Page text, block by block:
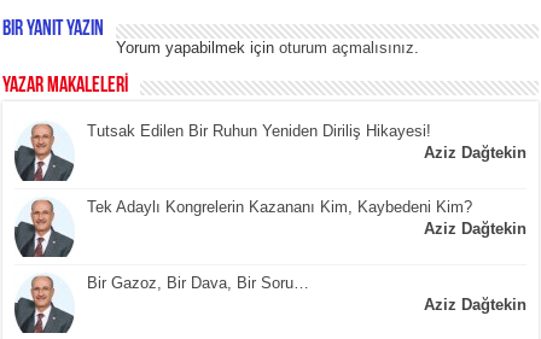
Bir yanıt yazın
Yorum yapabilmek içinoturum açmalısınız.
YAZAR MAKALELERİ
Tutsak Edilen Bir Ruhun Yeniden Diriliş Hikayesi!
Aziz Dağtekin
Tek Adaylı Kongrelerin Kazananı Kim, Kaybedeni Kim?
Aziz Dağtekin
Bir Gazoz, Bir Dava, Bir Soru…
Aziz Dağtekin